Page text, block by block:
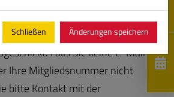
Kennwort an die hinterlegten
Falls Sie keine E-Mail
Ihre Mitgliedsnummer nicht
bitte Kontakt mit der
Schließen Änderungen speichern